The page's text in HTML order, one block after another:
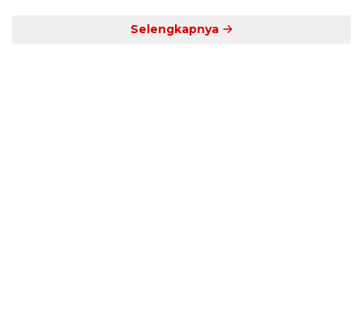
Selengkapnya